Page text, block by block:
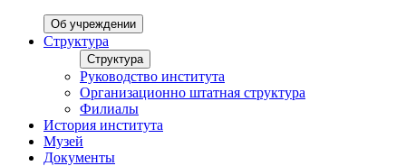
Об учреждении
Структура
Структура
Руководство института
Организационно штатная структура
Филиалы
История института
Музей
Документы